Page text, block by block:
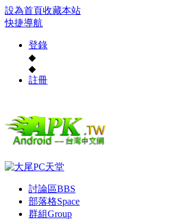
設為首頁收藏本站
快捷導航
登錄
◆
◆
註冊
討論區BBS
部落格Space
群組Group